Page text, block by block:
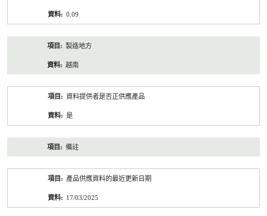
0.09
製造地方
越南
資料提供者是否正供應產品
是
備註
產品供應資料的最近更新日期
17/03/2025